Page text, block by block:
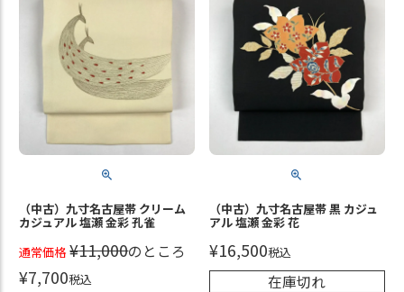
（中古）九寸名古屋帯 クリーム
カジュアル 塩瀬 金彩 孔雀
通常価格 ¥11,000のところ
¥7,700税込
（中古）九寸名古屋帯 黒 カジュ
アル 塩瀬 金彩 花
¥16,500税込
在庫切れ